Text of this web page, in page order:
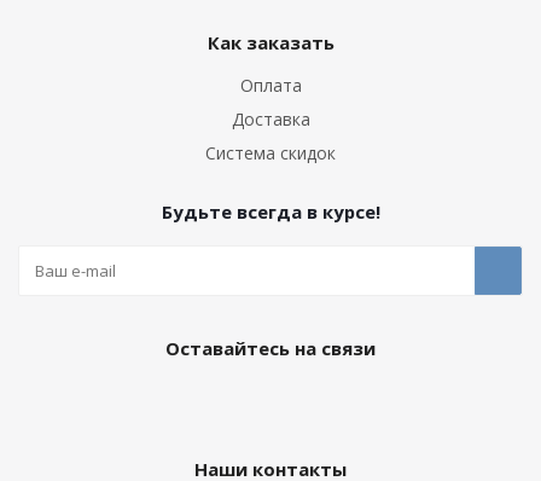
Как заказать
Оплата
Доставка
Система скидок
Будьте всегда в курсе!
Оставайтесь на связи
Наши контакты